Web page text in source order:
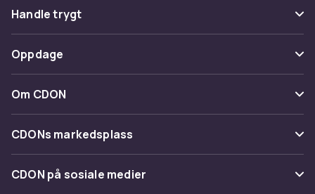
Vanlige spørsmål
Spor pakke
Angre & returner her
Kontakt oss
Handle trygt
Betaling
Levering
Tilbakekallinger
Oppdage
Kategorier
Varemerker
Om CDON
Om oss
Kundeanmeldelser
Jobbe på CDON
CDONs markedsplass
Merchant Help Center
CDON på sosiale medier